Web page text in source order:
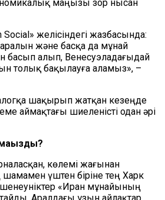
маңызы зор нысан
желісіндегі жазбасында:
және басқа да мұнай
алып, Венесуэладағыдай
толық бақылауға аламыз», –
шақырып жатқан кезеңде
аймақтағы шиеленісті одан әрі
көлемі жағынан
үштен біріне тең Харк
«Иран мұнайының